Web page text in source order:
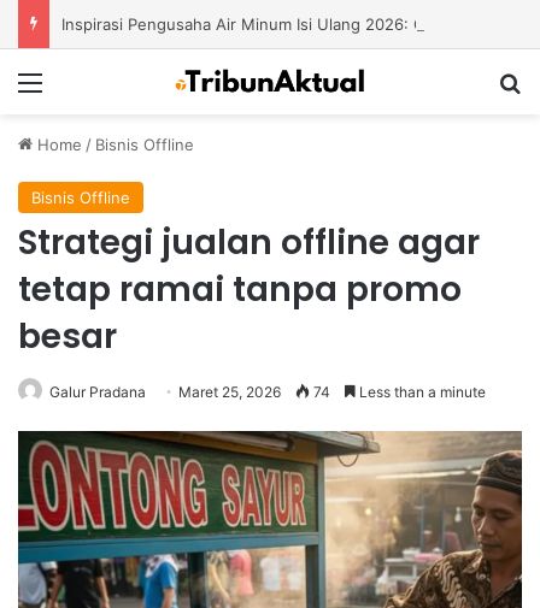
Home / Bisnis Offline
Bisnis Offline
Strategi jualan offline agar
tetap ramai tanpa promo
besar
Galur Pradana Maret 25, 2026 74 Less than a minute